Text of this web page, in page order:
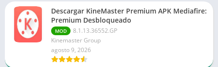
Descargar KineMaster Premium APK Mediafire:
Premium Desbloqueado
MOD
8.1.13.36552.GP
Kinemaster Group
agosto 9, 2026